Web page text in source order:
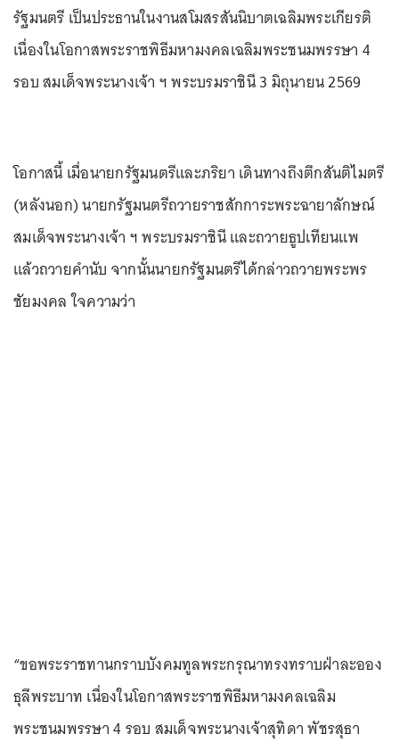
รัฐมนตรี เป็นประธานในงานสโมสรสันนิบาตเฉลิมพระเกียรติ
เนื่องในโอกาสพระราชพิธีมหามงคลเฉลิมพระชนมพรรษา 4
รอบ สมเด็จพระนางเจ้า ฯ พระบรมราชินี 3 มิถุนายน 2569
โอกาสนี้ เมื่อนายกรัฐมนตรีและภริยา เดินทางถึงตึกสันติไมตรี
(หลังนอก) นายกรัฐมนตรีถวายราชสักการะพระฉายาลักษณ์
สมเด็จพระนางเจ้า ฯ พระบรมราชินี และถวายธูปเทียนแพ
แล้วถวายคำนับ จากนั้นนายกรัฐมนตรีได้กล่าวถวายพระพร
ชัยมงคล ใจความว่า
“ขอพระราชทานกราบบังคมทูลพระกรุณาทรงทราบฝ่าละออง
ธุลีพระบาท เนื่องในโอกาสพระราชพิธีมหามงคลเฉลิม
พระชนมพรรษา 4 รอบ สมเด็จพระนางเจ้าสุทิดา พัชรสุธา